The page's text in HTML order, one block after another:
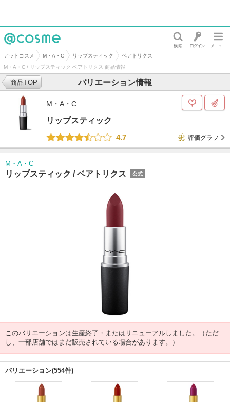
@cosme
アットコスメ M・A・C リップスティック
ベアトリクス
M・A・C / リップスティック ベアトリクス 商品情報
バリエーション情報
商品TOP
M・A・C
リップスティック
4.7
評価グラフ
M・A・C
リップスティック /ベアトリクス 公式
このバリエーションは生産終了・またはリニューアルしました。（ただ
し、一部店舗ではまだ販売されている場合があります。）
バリエーション(554件)